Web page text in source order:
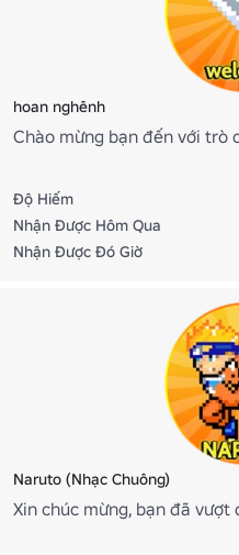
hoan nghênh
Chào mừng bạn đến với trò
Độ Hiếm
Nhận Được Hôm Qua
Nhận Được Đó Giờ
Naruto (Nhạc Chuông)
Xin chúc mừng, bạn đã vượt